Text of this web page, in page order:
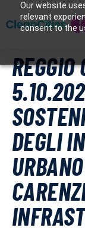
Our website
relevant
consent to the
DEGLI